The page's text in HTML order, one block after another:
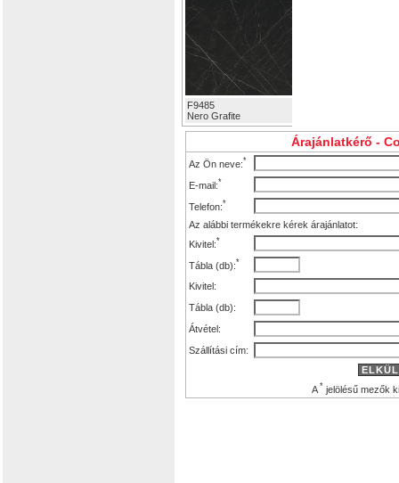
F9485
Nero Grafite
Árajánlatkérő -
Az Ön neve:*
E-mail:*
Telefon:*
Az alábbi termékekre kérek árajánlatot:
Kivitel:*
Tábla (db):*
Kivitel:
Tábla (db):
Átvétel:
Szállítási cím:
A* jelölésű mezők